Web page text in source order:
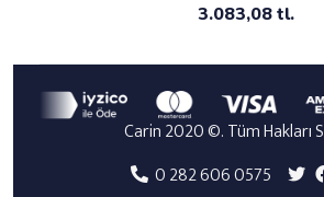
3.083,08 tl.
Carin 2020 ©. Tüm Hakları
0 282 606 0575